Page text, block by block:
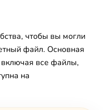
чтобы вы могли
файл. Основная
все файлы,
на